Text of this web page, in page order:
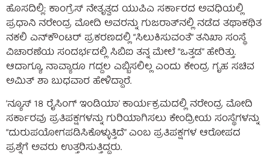
ಹೊಸದಿಲ್ಲಿ: ಕಾಂಗ್ರೆಸ್ ನೇತೃತ್ವದ ಯುಪಿಎ ಸರ್ಕಾರದ ಅವಧಿಯಲ್ಲಿ
ಪ್ರಧಾನಿ ನರೇಂದ್ರ ಮೋದಿ ಅವರನ್ನು ಗುಜರಾತ್‌ನಲ್ಲಿ ನಡೆದ ತಥಾಕಥಿತ
ನಕಲಿ ಎನ್‌ಕೌಂಟರ್ ಪ್ರಕರಣದಲ್ಲಿ “ಸಿಲುಕಿಸುವಂತೆ” ತನಿಖಾ ಸಂಸ್ಥೆ
ವಿಚಾರಣೆಯ ಸಂದರ್ಭದಲ್ಲಿ ಸಿಬಿಐ ತನ್ನ ಮೇಲೆ “ಒತ್ತಡ” ಹೇರಿತ್ತು.
ಆದಾಗ್ಯೂ, ನಾವ್ಯಾರೂ ಗದ್ದಲ ಎಬ್ಬಿಸಲಿಲ್ಲ ಎಂದು ಕೇಂದ್ರ ಗೃಹ ಸಚಿವ
ಅಮಿತ್ ಶಾ ಬುಧವಾರ ಹೇಳಿದ್ದಾರೆ.
‘ನ್ಯೂಸ್ 18 ರೈಸಿಂಗ್ ಇಂಡಿಯಾ’ ಕಾರ್ಯಕ್ರಮದಲ್ಲಿ ನರೇಂದ್ರ ಮೋದಿ
ಸರ್ಕಾರವು ಪ್ರತಿಪಕ್ಷಗಳನ್ನು ಗುರಿಯಾಗಿಸಲು ಕೇಂದ್ರೀಯ ಸಂಸ್ಥೆಗಳನ್ನು
“ದುರುಪಯೋಗಪಡಿಸಿಕೊಳ್ಳುತ್ತಿದೆ” ಎಂಬ ಪ್ರತಿಪಕ್ಷಗಳ ಆರೋಪದ
ಪ್ರಶ್ನೆಗೆ ಅವರು ಉತ್ತರಿಸುತ್ತಿದ್ದರು.